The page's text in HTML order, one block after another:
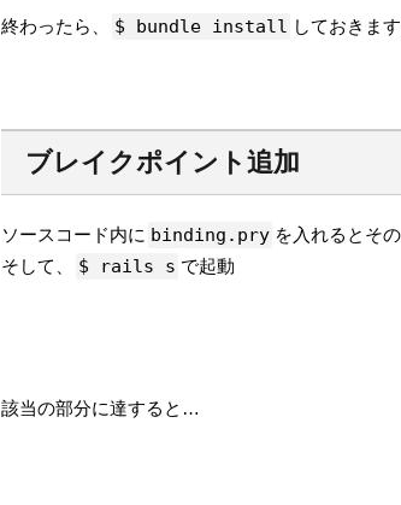
終わったら、 $ bundle install しておきます
ブレイクポイント追加
ソースコード内に binding.pry を入れるとそ
そして、
$ rails s で起動
該当の部分に達すると…